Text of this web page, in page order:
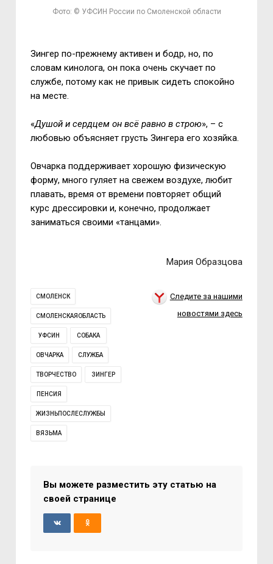
Фото: © УФСИН России по Смоленской области
Зингер по-прежнему активен и бодр, но, по
словам кинолога, он пока очень скучает по
службе, потому как не привык сидеть спокойно
на месте.
«Душой и сердцем он всё равно в строю», – с
любовью объясняет грусть Зингера его хозяйка.
Овчарка поддерживает хорошую физическую
форму, много гуляет на свежем воздухе, любит
плавать, время от времени повторяет общий
курс дрессировки и, конечно, продолжает
заниматься своими «танцами».
Мария Образцова
СМОЛЕНСК
СМОЛЕНСКАЯОБЛАСТЬ
УФСИН СОБАКА
ОВЧАРКА СЛУЖБА
ТВОРЧЕСТВО ЗИНГЕР
ПЕНСИЯ
ЖИЗНЬПОСЛЕСЛУЖБЫ
ВЯЗЬМА
Следите за нашими
новостями здесь
Вы можете разместить эту статью на
своей странице